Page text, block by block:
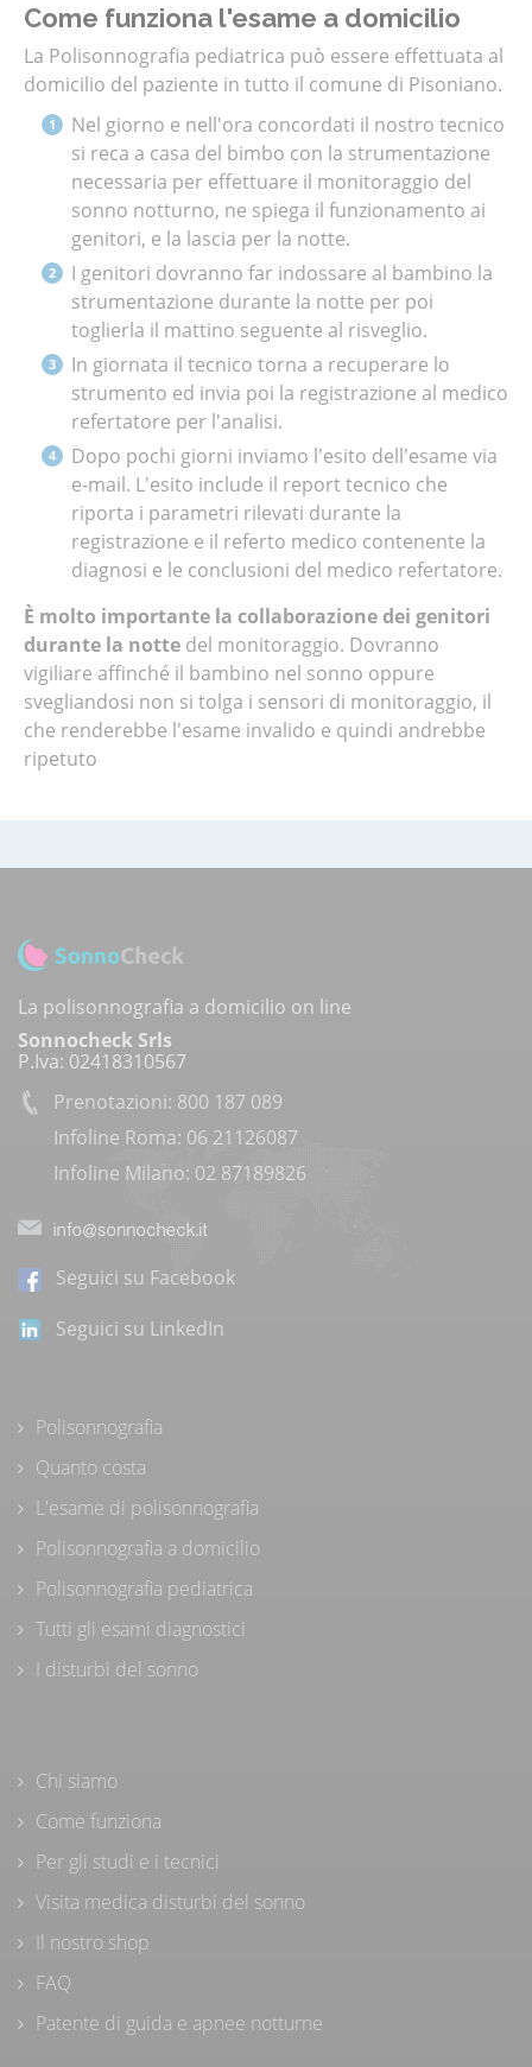
Come funziona l'esame a domicilio
La Polisonnografia pediatrica può essere effettuata al
domicilio del paziente in tutto il comune di Pisoniano.
Nel giorno e nell'ora concordati il nostro tecnico
si reca a casa del bimbo con la strumentazione
necessaria per effettuare il monitoraggio del
sonno notturno, ne spiega il funzionamento ai
genitori, e la lascia per la notte.
I genitori dovranno far indossare al bambino la
strumentazione durante la notte per poi
toglierla il mattino seguente al risveglio.
In giornata il tecnico torna a recuperare lo
strumento ed invia poi la registrazione al medico
refertatore per l'analisi.
Dopo pochi giorni inviamo l'esito dell'esame via
e-mail. L'esito include il report tecnico che
riporta i parametri rilevati durante la
registrazione e il referto medico contenente la
diagnosi e le conclusioni del medico refertatore.
È molto importante la collaborazione dei genitori
durante la notte del monitoraggio. Dovranno
vigiliare affinché il bambino nel sonno oppure
svegliandosi non si tolga i sensori di monitoraggio, il
che renderebbe l'esame invalido e quindi andrebbe
ripetuto
La polisonnografia a domicilio on line
Sonnocheck Srls
P.Iva: 02418310567
Prenotazioni: 800 187 089
Infoline Roma: 06 21126087
Infoline Milano: 02 87189826
Seguici su Facebook
Seguici su LinkedIn
Polisonnografia
Quanto costa
L'esame di polisonnografia
Polisonnografia a domicilio
Polisonnografia pediatrica
Tutti gli esami diagnostici
I disturbi del sonno
Chi siamo
Come funziona
Per gli studi e i tecnici
Visita medica disturbi del sonno
Il nostro shop
FAQ
Patente di guida e apnee notturne